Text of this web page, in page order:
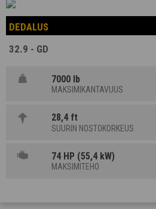
DEDALUS
32.9 - GD
7000 lb
MAKSIMIKANTAVUUS
28,4 ft
SUURIN NOSTOKORKEUS
74 HP (55,4 kW)
MAKSIMITEHO